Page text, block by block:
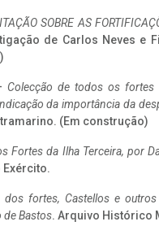
SOBRE AS
de Carlos Neves e
Colecção de todos os
da importância da
(Em construção)
Fortes da Ilha Terceira, por
Exército.
dos fortes, Castellos e
de Bastos. Arquivo Histórico